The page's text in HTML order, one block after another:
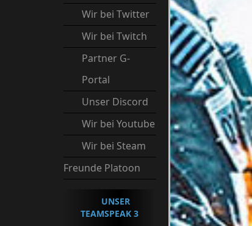
Wir bei Twitter
Wir bei Twitch
Partner G-
Portal
Unser Discord
Wir bei Youtube
Wir bei Steam
Freunde Platoon
UNSER
TEAMSPEAK 3